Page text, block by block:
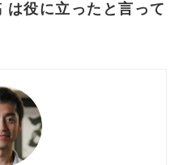
役に立ったと言って